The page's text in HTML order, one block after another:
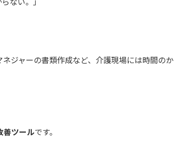
ジャーの書類作成など、介護現場には時間のか
善ツールです。